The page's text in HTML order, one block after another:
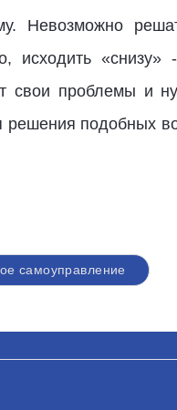
Невозможно
исходить
свои проблемы и
подобных
самоуправление